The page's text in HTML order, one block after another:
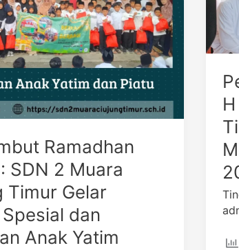
Ramadhan
SDN 2 Muara
Timur Gelar
dan
Anak Yatim